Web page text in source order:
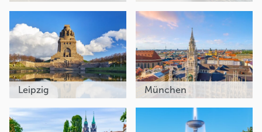
Leipzig München